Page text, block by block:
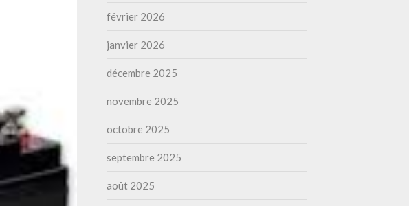
février 2026
janvier 2026
décembre 2025
novembre 2025
octobre 2025
septembre 2025
août 2025